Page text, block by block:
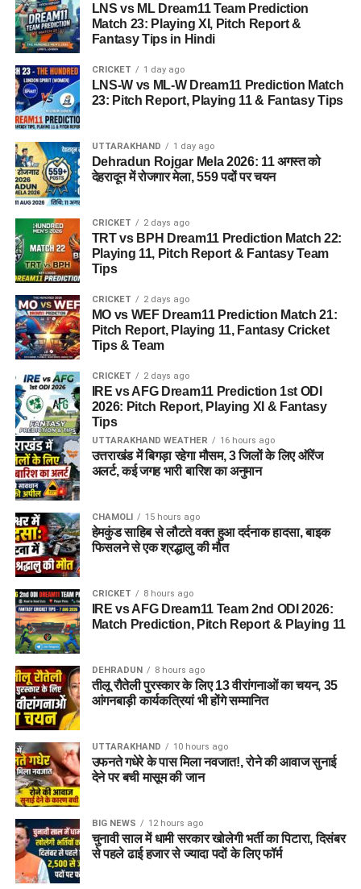
LNS vs ML Dream11 Team Prediction
Match 23: Playing XI, Pitch Report &
Fantasy Tips in Hindi
CRICKET 1 day ago
LNS-W vs ML-W Dream11 Prediction Match
23: Pitch Report, Playing 11 & Fantasy Tips
UTTARAKHAND 1 day ago
Dehradun Rojgar Mela 2026: 11 अगस्त को
देहरादून में रोजगार मेला, 559 पदों पर चयन
CRICKET 2 days ago
TRT vs BPH Dream11 Prediction Match 22:
Playing 11, Pitch Report & Fantasy Team
Tips
CRICKET 2 days ago
MO vs WEF Dream11 Prediction Match 21:
Pitch Report, Playing 11, Fantasy Cricket
Tips & Team
CRICKET 2 days ago
IRE vs AFG Dream11 Prediction 1st ODI
2026: Pitch Report, Playing XI & Fantasy
Tips
UTTARAKHAND WEATHER 16 hours ago
उत्तराखंड में बिगड़ा रहेगा मौसम, 3 जिलों के लिए ऑरेंज
अलर्ट, कई जगह भारी बारिश का अनुमान
CHAMOLI 15 hours ago
हेमकुंड साहिब से लौटते वक्त हुआ दर्दनाक हादसा, बाइक
फिसलने से एक श्रद्धालु की मौत
CRICKET 8 hours ago
IRE vs AFG Dream11 Team 2nd ODI 2026:
Match Prediction, Pitch Report & Playing 11
DEHRADUN 8 hours ago
तीलू रौतेली पुरस्कार के लिए 13 वीरांगनाओं का चयन, 35
आंगनबाड़ी कार्यकत्रियां भी होंगे सम्मानित
UTTARAKHAND 10 hours ago
उफनते गधेरे के पास मिला नवजात!, रोने की आवाज सुनाई
देने पर बची मासूम की जान
BIG NEWS 12 hours ago
चुनावी साल में धामी सरकार खोलेगी भर्ती का पिटारा, दिसंबर
से पहले ढाई हजार से ज्यादा पदों के लिए फॉर्म